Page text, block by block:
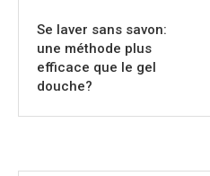
Se laver sans savon:
une méthode plus
efficace que le gel
douche?